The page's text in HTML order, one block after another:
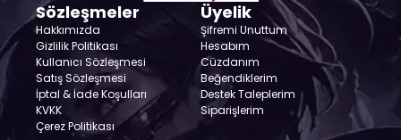
Sözleşmeler
Hakkımızda
Gizlilik Politikası
Kullanıcı Sözleşmesi
Satış Sözleşmesi
İptal & İade Koşulları
KVKK
Çerez Politikası
Üyelik
Şifremi Unuttum
Hesabım
Cüzdanım
Beğendiklerim
Destek Taleplerim
Siparişlerim